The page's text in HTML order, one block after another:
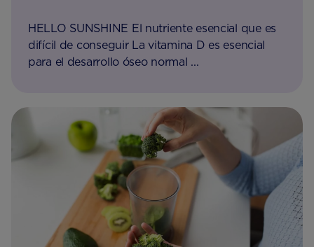
HELLO SUNSHINE El nutriente esencial que es
difícil de conseguir La vitamina D es esencial
para el desarrollo óseo normal ...